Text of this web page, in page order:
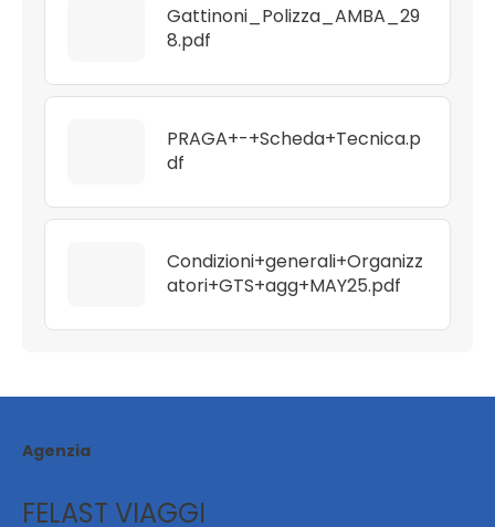
Gattinoni_Polizza_AMBA_29
8.pdf
PRAGA+-+Scheda+Tecnica.p
df
Condizioni+generali+Organizz
atori+GTS+agg+MAY25.pdf
Agenzia
FELAST VIAGGI